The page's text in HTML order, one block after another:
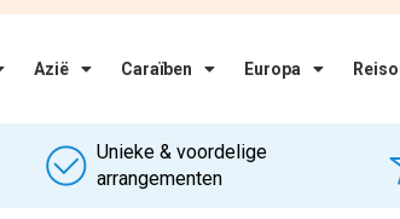
Azië Caraïben Europa
Unieke & voordelige
arrangementen